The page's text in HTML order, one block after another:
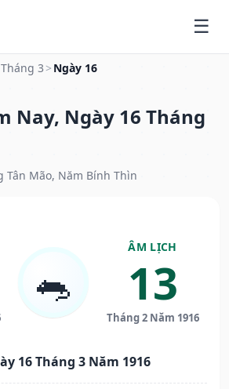
Tháng 3 > Ngày 16
Nay, Ngày 16 Tháng
Tân Mão, Năm Bính Thìn
🐀
ÂM LỊCH
13
Tháng 2 Năm 1916
16 Tháng 3 Năm 1916